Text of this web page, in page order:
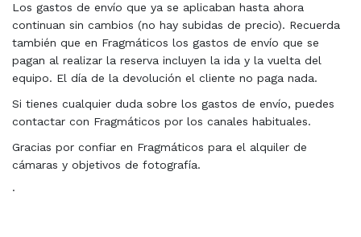
Los gastos de envío que ya se aplicaban hasta ahora
continuan sin cambios (no hay subidas de precio). Recuerda
también que en Fragmáticos los gastos de envío que se
pagan al realizar la reserva incluyen la ida y la vuelta del
equipo. El día de la devolución el cliente no paga nada.
Si tienes cualquier duda sobre los gastos de envío, puedes
contactar con Fragmáticos por los canales habituales.
Gracias por confiar en Fragmáticos para el alquiler de
cámaras y objetivos de fotografía.
·